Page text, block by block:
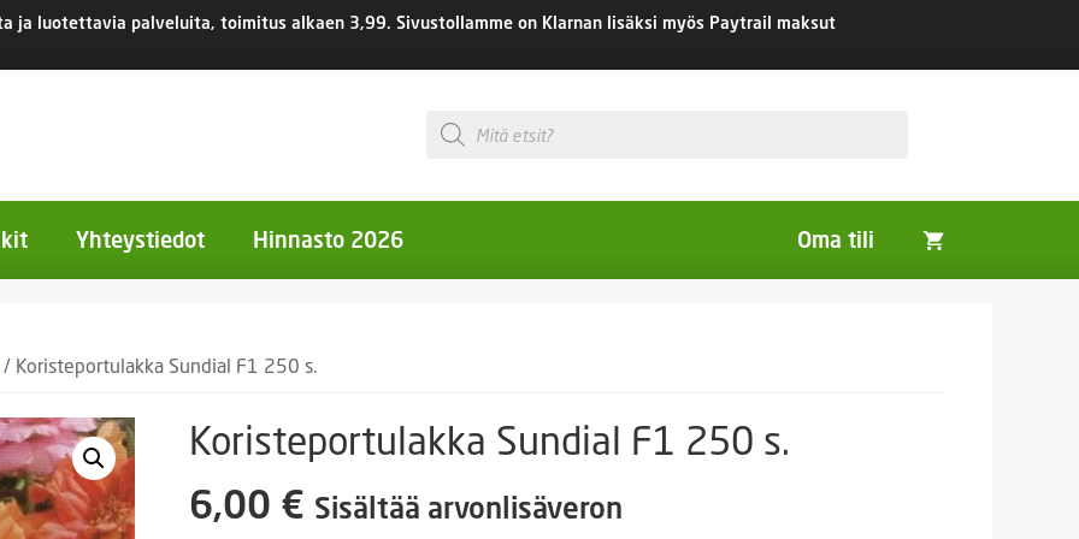
ja luotettavia palveluita, toimitus alkaen 3,99. Sivustollamme on Klarnan lisäksi myös Paytrail maksut
Products
search
kukat
kukat
Ruukut
Yhteystiedot Hinnasto 2026 Oma tili
/ Koristeportulakka Sundial F1 250 s.
Koristeportulakka Sundial F1 250 s.
6,00 € Sisältää arvonlisäveron